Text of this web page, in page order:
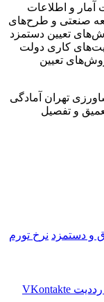
و اطلاعات
صنعتی و طرح‌های
تعیین دستمزد
کاری دولت
تعیین
تهران آمادگی
و تفصیل
و دستمزد نرخ تورم
‫رددیت ‫VKontakte